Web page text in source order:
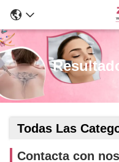
Todas Las
Contacta con